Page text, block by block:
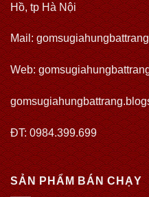
Hồ, tp Hà Nội
Mail:
Web:
ĐT: 0984.399.699
SẢN PHẨM BÁN CHẠY